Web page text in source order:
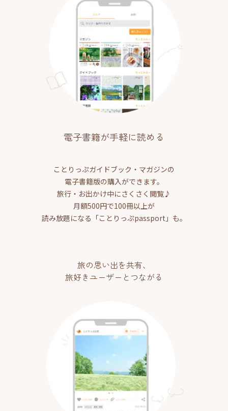
電子書籍が手軽に読める
ことりっぷガイドブック・マガジンの
電子書籍版の購入ができます。
旅行・お出かけ中にさくさく閲覧♪
月額500円で100冊以上が
読み放題になる「ことりっぷpassport」も。
旅の思い出を共有、
旅好きユーザーとつながる